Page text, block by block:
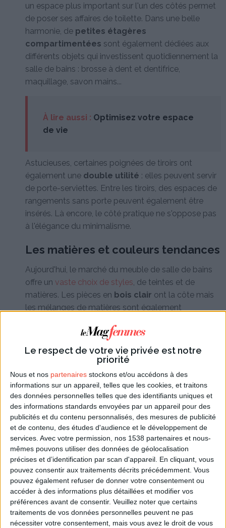
Le respect de votre vie privée est notre
priorité
Nous et nos partenaires stockons et/ou accédons à des
informations sur un appareil, telles que les cookies, et traitons
des données personnelles telles que des identifiants uniques et
des informations standards envoyées par un appareil pour des
publicités et du contenu personnalisés, des mesures de publicité
et de contenu, des études d'audience et le développement de
services. Avec votre permission, nos 1538 partenaires et nous-
mêmes pouvons utiliser des données de géolocalisation
précises et d’identification par scan d'appareil. En cliquant, vous
pouvez consentir aux traitements décrits précédemment. Vous
pouvez également refuser de donner votre consentement ou
accéder à des informations plus détaillées et modifier vos
préférences avant de consentir. Veuillez noter que certains
traitements de vos données personnelles peuvent ne pas
nécessiter votre consentement, mais vous avez le droit de vous
un espace plus important sur l'un des côtés permet
de poser ses affaires de toilette. Dans une belle
harmonie, de petites étagères
compartimentées sont également dédiées aux
différents objets qui investissent quotidiennement la
salle de bains : brosse à dent et dentifrice,
maquillage, savon mains...
À lire aussi : Optimisez votre espace
de vie
Astucieuses, certaines poignées de tiroirs ont
également une double utilité : elles peuvent servir
de porte-serviettes. Entre les tiroirs, des espaces de
rangements sans porte peuvent également être
insérés. Là encore, le côté pratique ne s'oppose pas
à l'élégance du minimalisme.
Les matières et couleurs tendances
Aujourd'hui, le marché du meuble de salle de bains
offre un vaste choix de styles, de teintes et de
matières. Les pièces en bois clair ont la côte mais
les mélanges de matières sont également
céramique blanche, qui elle-même peut
être associée à des couleurs sobres laquées comme
le noir, le bleu canard, le vert clair, le violet, le bleu
clair, le taupe ou encore l'anthracite.
Pour les parties métalliques, comme le robinet, le
métal argenté reste la grande tendance mais on les
découvre également en noir mat sur certains
modèles.
Voir aussi...
Optimisez votre lieu de vie
Pour annoncer votre déménagement
Cartes virtuelles Déménagement et crémaillère